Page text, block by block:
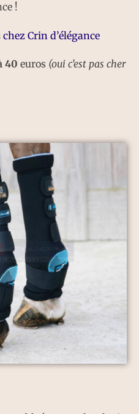
!
chez Crin d’élégance
40 euros (oui c’est pas cher